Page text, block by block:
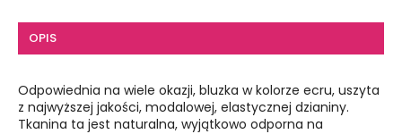
OPIS
Odpowiednia na wiele okazji, bluzka w kolorze ecru, uszyta
z najwyższej jakości, modalowej, elastycznej dzianiny.
Tkanina ta jest naturalna, wyjątkowo odporna na